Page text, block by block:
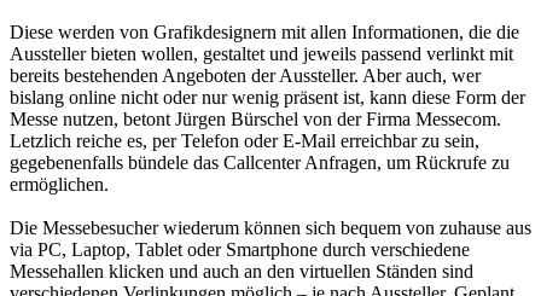
Diese werden von Grafikdesignern mit allen Informationen, die die
Aussteller bieten wollen, gestaltet und jeweils passend verlinkt mit
bereits bestehenden Angeboten der Aussteller. Aber auch, wer
bislang online nicht oder nur wenig präsent ist, kann diese Form der
Messe nutzen, betont Jürgen Bürschel von der Firma Messecom.
Letzlich reiche es, per Telefon oder E-Mail erreichbar zu sein,
gegebenenfalls bündele das Callcenter Anfragen, um Rückrufe zu
ermöglichen.
Die Messebesucher wiederum können sich bequem von zuhause aus
via PC, Laptop, Tablet oder Smartphone durch verschiedene
Messehallen klicken und auch an den virtuellen Ständen sind